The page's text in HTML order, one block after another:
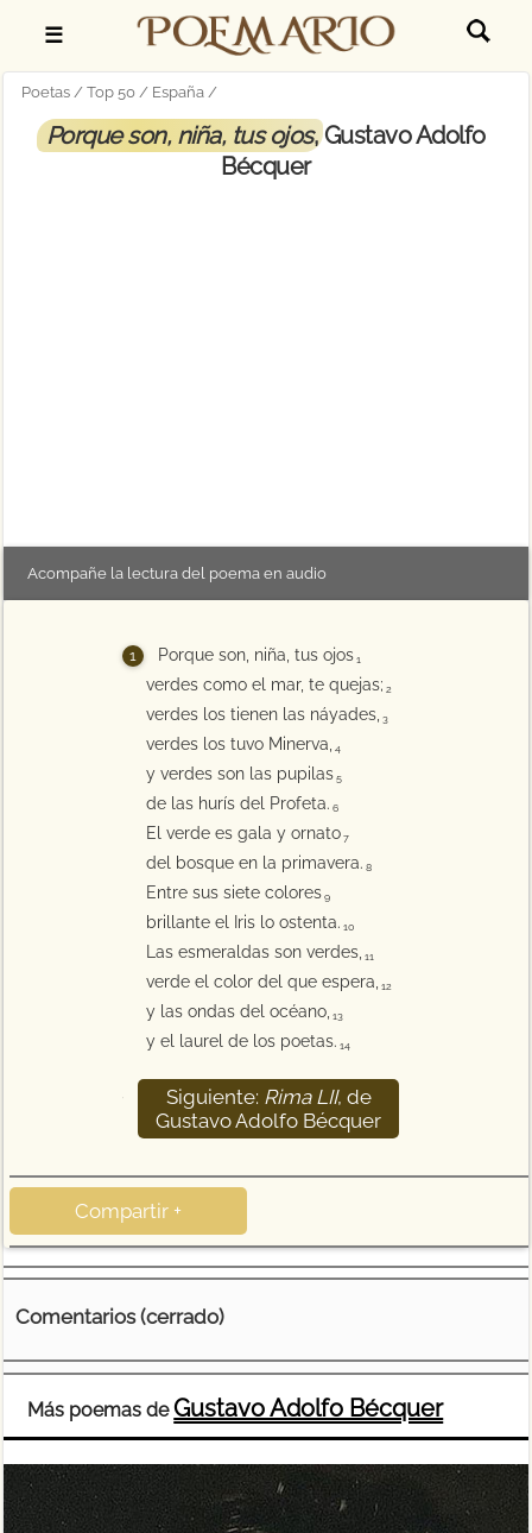
☰
Poetas Top 50 España
Porque son, niña, tus ojos, Gustavo Adolfo
Bécquer
Acompañe la lectura del poema en audio
Porque son, niña, tus ojos 1
verdes como el mar, te quejas; 2
verdes los tienen las náyades, 3
verdes los tuvo Minerva, 4
y verdes son las pupilas 5
de las hurís del Profeta. 6
El verde es gala y ornato 7
del bosque en la primavera. 8
Entre sus siete colores 9
brillante el Iris lo ostenta. 10
Las esmeraldas son verdes, 11
verde el color del que espera, 12
y las ondas del océano, 13
y el laurel de los poetas. 14
Siguiente: Rima LII, de
Gustavo Adolfo Bécquer
Compartir +
Comentarios (cerrado)
Más poemas deGustavo Adolfo Bécquer